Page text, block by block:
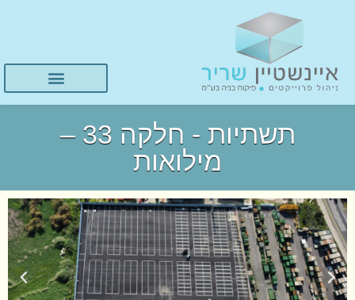
תשתיות - חלקה 33 –
מילואות